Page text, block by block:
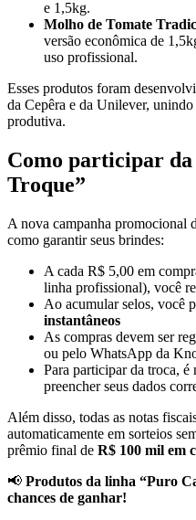
e 1,5kg.
Molho de Tomate
versão econômica de
uso profissional.
Esses produtos foram
da Cepêra e da Unilever,
produtiva.
Como participar da
Troque”
A nova campanha promocional
como garantir seus brindes:
A cada R$ 5,00 em
linha profissional), você
Ao acumular selos, você
instantâneos
As compras devem ser
ou pelo WhatsApp da
Para participar da troca, é
preencher seus dados
Além disso, todas as notas
automaticamente em sorteios
prêmio final de R$ 100 mil em
📢 Produtos da linha “Puro
chances de ganhar!